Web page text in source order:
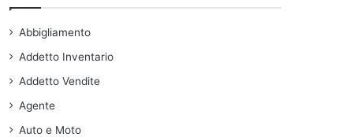
Abbigliamento
Addetto Inventario
Addetto Vendite
Agente
Auto e Moto